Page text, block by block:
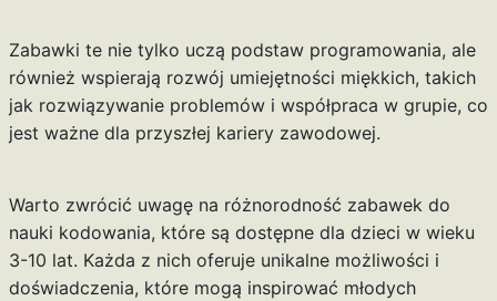
Zabawki te nie tylko uczą podstaw programowania, ale
również wspierają rozwój umiejętności miękkich, takich
jak rozwiązywanie problemów i współpraca w grupie, co
jest ważne dla przyszłej kariery zawodowej.
Warto zwrócić uwagę na różnorodność zabawek do
nauki kodowania, które są dostępne dla dzieci w wieku
3-10 lat. Każda z nich oferuje unikalne możliwości i
doświadczenia, które mogą inspirować młodych